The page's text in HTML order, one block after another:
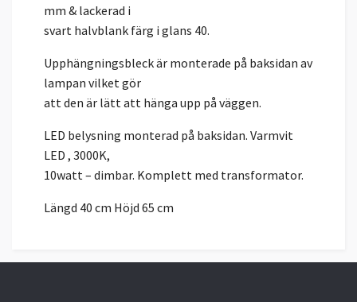
mm & lackerad i
svart halvblank färg i glans 40.
Upphängningsbleck är monterade på baksidan av
lampan vilket gör
att den är lätt att hänga upp på väggen.
LED belysning monterad på baksidan. Varmvit
LED , 3000K,
10watt – dimbar. Komplett med transformator.
Längd 40 cm Höjd 65 cm